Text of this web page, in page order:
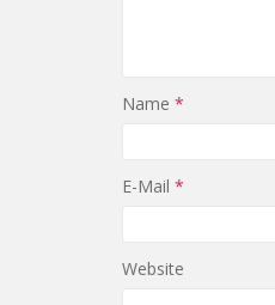
Name *
E-Mail *
Website